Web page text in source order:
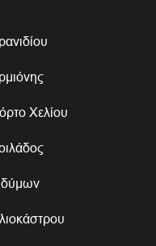
Χελίου